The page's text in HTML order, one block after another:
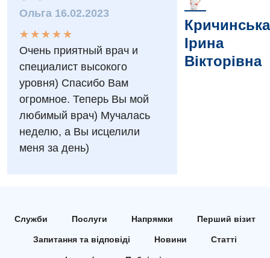
Інтернатура
Енциклопедія
Програма лояльності
Відгуки
Діагностика
Діагностичне відділення
Ендоскопічне відділення
Інструментальна діагностика
Рентгенографія
УЗД
Декларування
Російська
Ольга 16.02.2023
★
★
★
★
★
★ ★ ★ ★ ★
Очень приятный врач и
специалист высокого
уровня) Спасибо Вам
огромное. Теперь Вы мой
любимый врач) Мучалась
неделю, а Вы исцелили
меня за день)
Кричинська
Ірина
Вікторівна
Служби Послуги Напрямки Перший візит
Запитання та відповіді Новини Статті